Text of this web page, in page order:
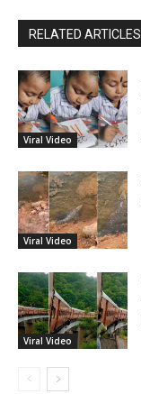
RELATED ARTICLES
Viral Video
Viral Video
Viral Video